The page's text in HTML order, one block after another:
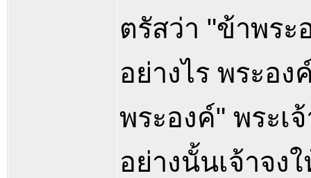
ตรัสว่า "ข้าพระ
อย่างไร พระอ
พระองค์" พระเ
อย่างนั้นเจ้าจง